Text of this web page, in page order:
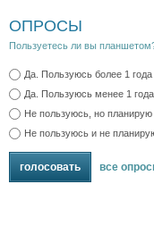
ОПРОСЫ
Пользуетесь ли вы
Да. Пользуюсь более 1 года
Да. Пользуюсь менее 1 года
Не пользуюсь, но планирую
Не пользуюсь и не
все